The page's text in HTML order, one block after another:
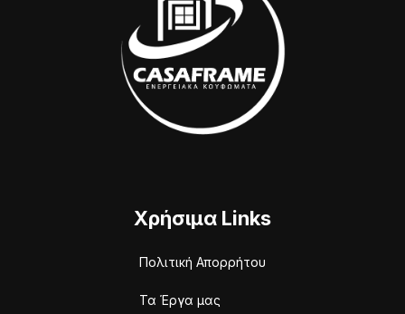
Χρήσιμα Links
Πολιτική Απορρήτου
Τα Έργα μας